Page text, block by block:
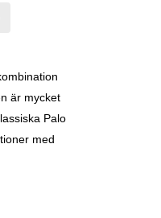
är mycket
Palo
med